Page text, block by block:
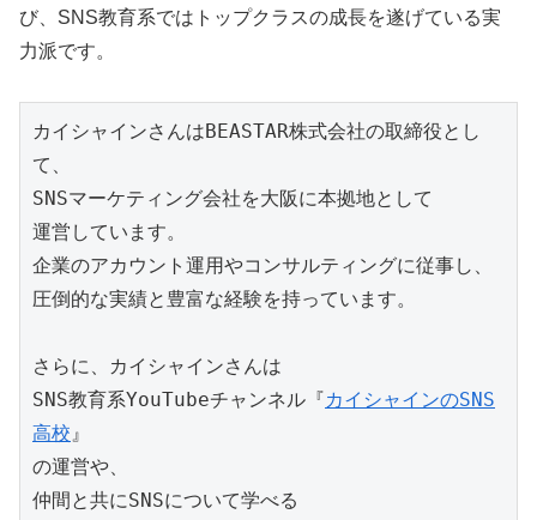
び、SNS教育系ではトップクラスの成長を遂げている実
力派です。
カイシャインさんはBEASTAR株式会社の取締役とし
て、
SNSマーケティング会社を大阪に本拠地として
運営しています。
企業のアカウント運用やコンサルティングに従事し、
圧倒的な実績と豊富な経験を持っています。
さらに、カイシャインさんは
SNS教育系YouTubeチャンネル『カイシャインのSNS
高校』
の運営や、
仲間と共にSNSについて学べる